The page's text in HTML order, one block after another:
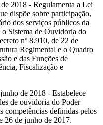
2018 - Regulamenta a Lei
dispõe sobre participação,
dos serviços públicos da
Sistema de Ouvidoria do
nº 8.910, de 22 de
Regimental e o Quadro
e das Funções de
Fiscalização e
de 2018 - Estabelece
de ouvidoria do Poder
competências definidas pelos
26 de junho de 2017.